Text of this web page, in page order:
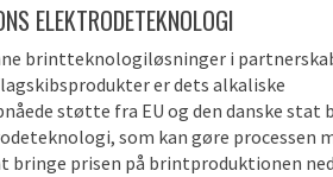
ELEKTRODETEKNOLOGI
brintteknologiløsninger i
er dets alkaliske
støtte fra EU og den danske stat
som kan gøre processen
bringe prisen på brintproduktionen